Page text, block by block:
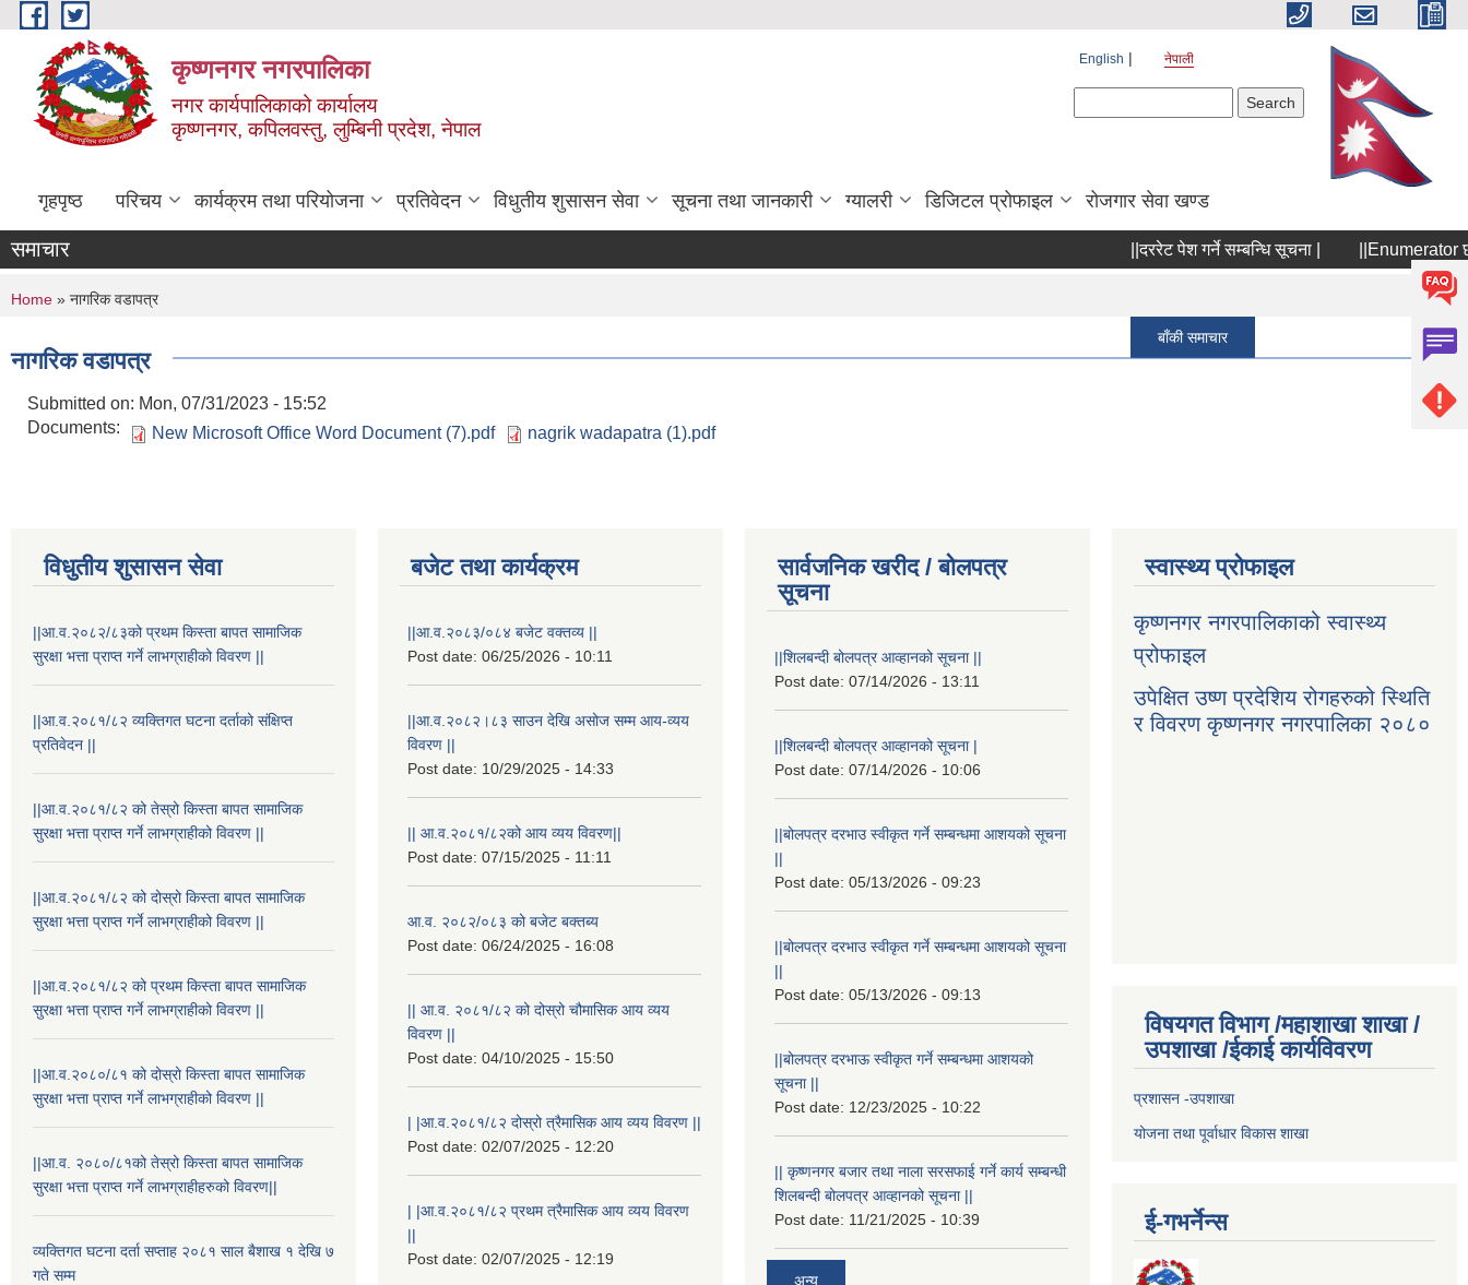
Skip to main content
कृष्णनगर नगरपालिका
नगर कार्यपालिकाको कार्यालय
कृष्णनगर, कपिलवस्तु, लुम्बिनी प्रदेश, नेपाल
English नेपाली
गृहपृष्ठ परिचय कार्यक्रम तथा परियोजना प्रतिवेदन विधुतीय शुसासन सेवा सूचना तथा जानकारी ग्यालरी डिजिटल प्रोफाइल रोजगार सेवा खण्ड
समाचार ||दररेट पेश गर्ने सम्बन्धि सूचना | ||Enumerator
1
बाँकी समाचार
You are here
Home » नागरिक वडापत्र
नागरिक वडापत्र
Submitted on: Mon, 07/31/2023 - 15:52
Documents:
New Microsoft Office Word Document (7).pdf nagrik wadapatra (1).pdf
विधुतीय शुसासन सेवा
||आ.व.२०८२/८३को प्रथम किस्ता बापत सामाजिक
सुरक्षा भत्ता प्राप्त गर्ने लाभग्राहीको विवरण ||
||आ.व.२०८१/८२ व्यक्तिगत घटना दर्ताको संक्षिप्त
प्रतिवेदन ||
||आ.व.२०८१/८२ को तेस्रो किस्ता बापत सामाजिक
सुरक्षा भत्ता प्राप्त गर्ने लाभग्राहीको विवरण ||
||आ.व.२०८१/८२ को दोस्रो किस्ता बापत सामाजिक
सुरक्षा भत्ता प्राप्त गर्ने लाभग्राहीको विवरण ||
||आ.व.२०८१/८२ को प्रथम किस्ता बापत सामाजिक
सुरक्षा भत्ता प्राप्त गर्ने लाभग्राहीको विवरण ||
||आ.व.२०८०/८१ को दोस्रो किस्ता बापत सामाजिक
सुरक्षा भत्ता प्राप्त गर्ने लाभग्राहीको विवरण ||
||आ.व. २०८०/८१को तेस्रो किस्ता बापत सामाजिक
सुरक्षा भत्ता प्राप्त गर्ने लाभग्राहीहरुको विवरण||
व्यक्तिगत घटना दर्ता सप्ताह २०८१ साल बैशाख १ देखि ७
गते सम्म
बजेट तथा कार्यक्रम
||आ.व.२०८३/०८४ बजेट वक्तव्य ||
Post date: 06/25/2026 - 10:11
||आ.व.२०८२।८३ साउन देखि असोज सम्म आय-व्यय
विवरण ||
Post date: 10/29/2025 - 14:33
|| आ.व.२०८१/८२को आय व्यय विवरण||
Post date: 07/15/2025 - 11:11
आ.व. २०८२/०८३ को बजेट बक्तब्य
Post date: 06/24/2025 - 16:08
|| आ.व. २०८१/८२ को दोस्रो चौमासिक आय व्यय
विवरण ||
Post date: 04/10/2025 - 15:50
| |आ.व.२०८१/८२ दोस्रो त्रैमासिक आय व्यय विवरण ||
Post date: 02/07/2025 - 12:20
| |आ.व.२०८१/८२ प्रथम त्रैमासिक आय व्यय विवरण
||
Post date: 02/07/2025 - 12:19
सार्वजनिक खरीद / बोलपत्र
सूचना
||शिलबन्दी बोलपत्र आव्हानको सूचना ||
Post date: 07/14/2026 - 13:11
||शिलबन्दी बोलपत्र आव्हानको सूचना |
Post date: 07/14/2026 - 10:06
||बोलपत्र दरभाउ स्वीकृत गर्ने सम्बन्धमा आशयको सूचना
||
Post date: 05/13/2026 - 09:23
||बोलपत्र दरभाउ स्वीकृत गर्ने सम्बन्धमा आशयको सूचना
||
Post date: 05/13/2026 - 09:13
||बोलपत्र दरभाऊ स्वीकृत गर्ने सम्बन्धमा आशयको
सूचना ||
Post date: 12/23/2025 - 10:22
|| कृष्णनगर बजार तथा नाला सरसफाई गर्ने कार्य सम्बन्धी
शिलबन्दी बोलपत्र आव्हानको सूचना ||
Post date: 11/21/2025 - 10:39
अन्य
स्वास्थ्य प्रोफाइल
कृष्णनगर नगरपालिकाको स्वास्थ्य
प्रोफाइल
उपेक्षित उष्ण प्रदेशिय रोगहरुको स्थिति
र विवरण कृष्णनगर नगरपालिका २०८०
विषयगत विभाग /महाशाखा शाखा /
उपशाखा /ईकाई कार्यविवरण
प्रशासन -उपशाखा
योजना तथा पूर्वाधार विकास शाखा
ई-गभर्नेन्स